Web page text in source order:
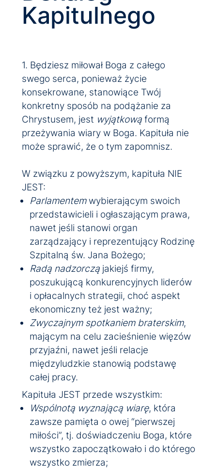
Kapitulnego
1. Będziesz miłował Boga z całego
swego serca, ponieważ życie
konsekrowane, stanowiące Twój
konkretny sposób na podążanie za
Chrystusem, jest wyjątkową formą
przeżywania wiary w Boga. Kapituła nie
może sprawić, że o tym zapomnisz.
W związku z powyższym, kapituła NIE
JEST:
Parlamentem wybierającym swoich
przedstawicieli i ogłaszającym prawa,
nawet jeśli stanowi organ
zarządzający i reprezentujący Rodzinę
Szpitalną św. Jana Bożego;
Radą nadzorczą jakiejś firmy,
poszukującą konkurencyjnych liderów
i opłacalnych strategii, choć aspekt
ekonomiczny też jest ważny;
Zwyczajnym spotkaniem braterskim,
mającym na celu zacieśnienie więzów
przyjaźni, nawet jeśli relacje
międzyludzkie stanowią podstawę
całej pracy.
Kapituła JEST przede wszystkim:
Wspólnotą wyznającą wiarę, która
zawsze pamięta o owej “pierwszej
miłości”, tj. doświadczeniu Boga, które
wszystko zapoczątkowało i do którego
wszystko zmierza;